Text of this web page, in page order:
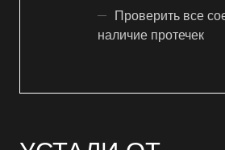
Проверить все
наличие протечек